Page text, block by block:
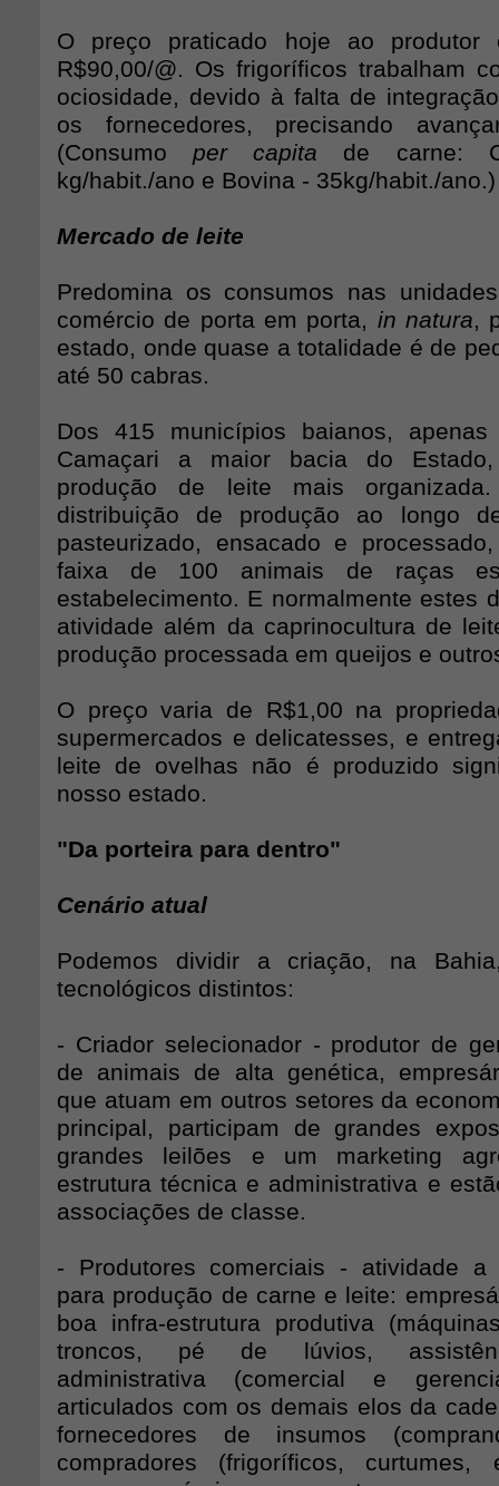
O preço praticado hoje ao
R$90,00/@. Os frigoríficos trabalham
ociosidade, devido à falta de
os fornecedores, precisando
(Consumoper capita de carne:
kg/habit./ano e Bovina - 35kg/habit./ano.)
Mercado de leite
Predomina os consumos nas
comércio de porta em porta, in natura,
estado, onde quase a totalidade é de
até 50 cabras.
Dos 415 municípios baianos,
Camaçari a maior bacia do
produção de leite mais
distribuição de produção ao longo
pasteurizado, ensacado e
faixa de 100 animais de raças
estabelecimento. E normalmente estes
atividade além da caprinocultura de
produção processada em queijos e
O preço varia de R$1,00 na
supermercados e delicatesses, e
leite de ovelhas não é produzido
nosso estado.
"Da porteira para dentro"
Cenário atual
Podemos dividir a criação, na
tecnológicos distintos:
- Criador selecionador - produtor de
de animais de alta genética,
que atuam em outros setores da
principal, participam de grandes
grandes leilões e um marketing
estrutura técnica e administrativa e
associações de classe.
- Produtores comerciais - atividade a
para produção de carne e leite:
boa infra-estrutura produtiva
troncos, pé de lúvios,
administrativa (comercial e
articulados com os demais elos da
fornecedores de insumos
compradores (frigoríficos,